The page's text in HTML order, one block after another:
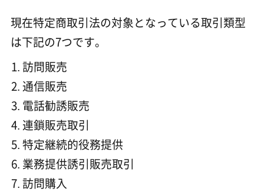
現在特定商取引法の対象となっている取引類型
は下記の7つです。
訪問販売
通信販売
電話勧誘販売
連鎖販売取引
特定継続的役務提供
業務提供誘引販売取引
訪問購入